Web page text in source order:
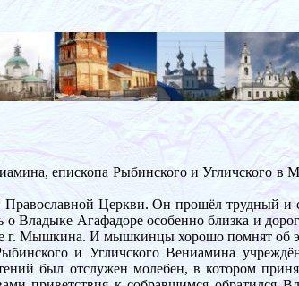
епископа Рыбинского и Угличского в
Церкви. Он прошёл трудный и
Агафадоре особенно близка и
г. Мышкина. И мышкинцы хорошо помнят об
и Угличского Вениамина
был отслужен молебен, в котором